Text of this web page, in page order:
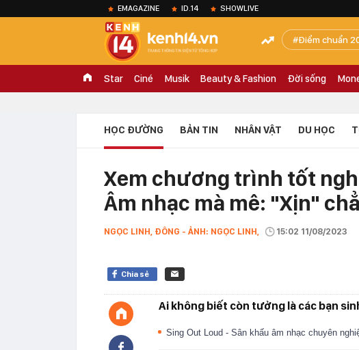
EMAGAZINE ID.14 SHOWLIVE
Điểm chuẩn
Star Ciné Musik Beauty & Fashion Đời sống
HỌC ĐƯỜNG BẢN TIN NHÂN VẬT DU HỌC
Xem chương trình tốt
Âm nhạc mà mê: "Xịn"
NGỌC LINH, ĐÔNG - ẢNH: NGỌC LINH, 15:02 11/08/2023
Chia sẻ
Ai không biết còn tưởng là các bạn
Sing Out Loud - Sân khấu âm nhạc chuyên